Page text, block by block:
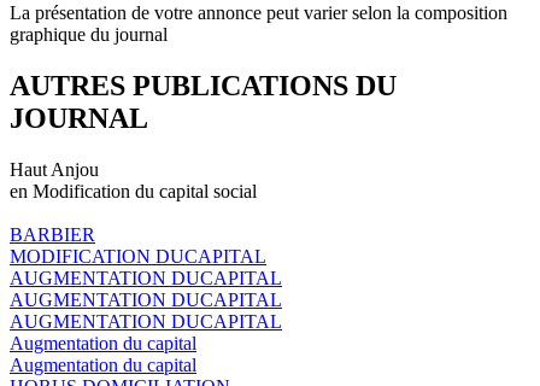
La présentation de votre annonce peut varier selon la composition
graphique du journal
AUTRES PUBLICATIONS DU
JOURNAL
Haut Anjou
en Modification du capital social
BARBIER
MODIFICATION DUCAPITAL
AUGMENTATION DUCAPITAL
AUGMENTATION DUCAPITAL
AUGMENTATION DUCAPITAL
Augmentation du capital
Augmentation du capital